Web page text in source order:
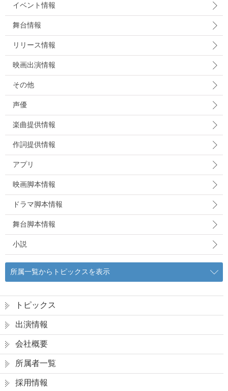
イベント情報
舞台情報
リリース情報
映画出演情報
その他
声優
楽曲提供情報
作詞提供情報
アプリ
映画脚本情報
ドラマ脚本情報
舞台脚本情報
小説
所属一覧からトピックスを表示
トピックス
出演情報
会社概要
所属者一覧
採用情報